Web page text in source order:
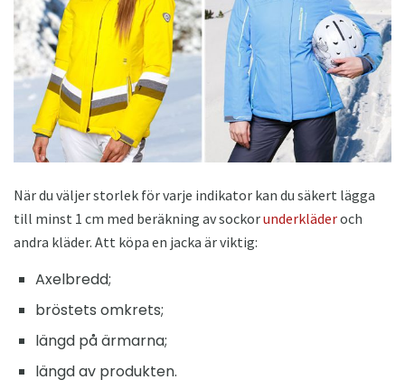
När du väljer storlek för varje indikator kan du säkert lägga
till minst 1 cm med beräkning av sockorunderkläderoch
andra kläder. Att köpa en jacka är viktig:
Axelbredd;
bröstets omkrets;
längd på ärmarna;
längd av produkten.